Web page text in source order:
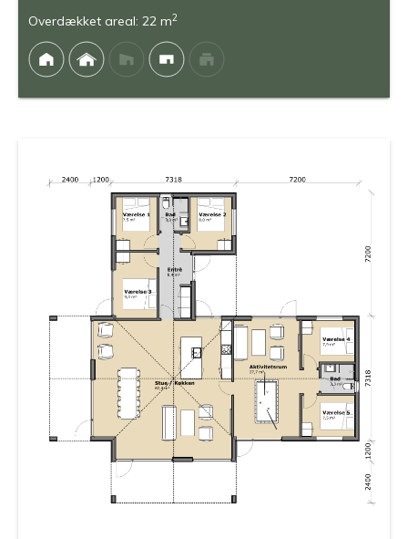
Overdækket areal: 22 m2